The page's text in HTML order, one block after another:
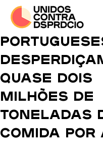
quase dois
milhões de
toneladas
comida por